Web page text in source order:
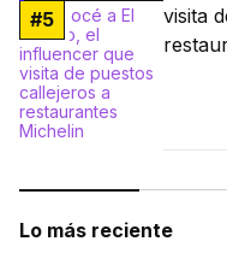
#5
visita
Lo más reciente